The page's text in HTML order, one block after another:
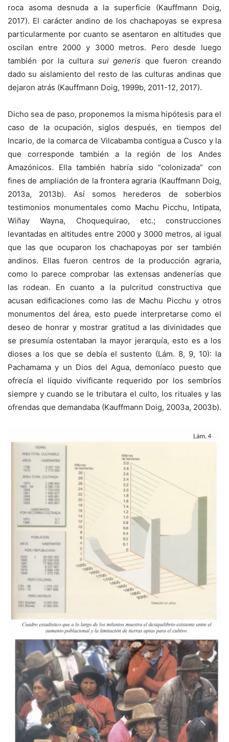
roca asoma desnuda a la superficie (Kauffmann Doig,
2017). El carácter andino de los chachapoyas se expresa
particularmente por cuanto se asentaron en altitudes que
oscilan entre 2000 y 3000 metros. Pero desde luego
también por la cultura sui generis que fueron creando
dado su aislamiento del resto de las culturas andinas que
dejaron atrás (Kauffmann Doig, 1999b, 2011-12, 2017).
Dicho sea de paso, proponemos la misma hipótesis para el
caso de la ocupación, siglos después, en tiempos del
Incario, de la comarca de Vilcabamba contigua a Cusco y la
que corresponde también a la región de los Andes
Amazónicos. Ella también habría sido “colonizada” con
fines de ampliación de la frontera agraria (Kauffmann Doig,
2013a, 2013b). Así somos herederos de soberbios
testimonios monumentales como Machu Picchu, Intipata,
Wiñay Wayna, Choquequirao, etc.; construcciones
levantadas en altitudes entre 2000 y 3000 metros, al igual
que las que ocuparon los chachapoyas por ser también
andinos. Ellas fueron centros de la producción agraria,
como lo parece comprobar las extensas andenerías que
las rodean. En cuanto a la pulcritud constructiva que
acusan edificaciones como las de Machu Picchu y otros
monumentos del área, esto puede interpretarse como el
deseo de honrar y mostrar gratitud a las divinidades que
se presumía ostentaban la mayor jerarquía, esto es a los
dioses a los que se debía el sustento (Lám. 8, 9, 10): la
Pachamama y un Dios del Agua, demoníaco puesto que
ofrecía el líquido vivificante requerido por los sembríos
siempre y cuando se le tributara el culto, los rituales y las
ofrendas que demandaba (Kauffmann Doig, 2003a, 2003b).